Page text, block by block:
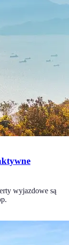
wyjazdowe są